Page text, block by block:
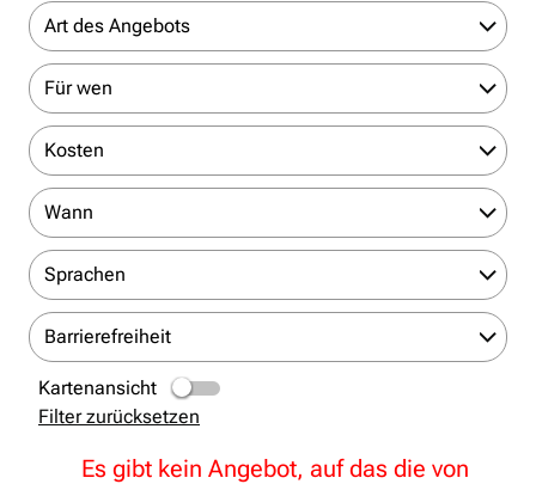
Art des Angebots
Für wen
Kosten
Wann
Sprachen
Barrierefreiheit
Kartenansicht
Filter zurücksetzen
Es gibt kein Angebot, auf das die von